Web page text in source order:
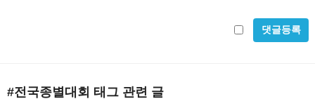
비
밀
#전국종별대회 태그 관련 글